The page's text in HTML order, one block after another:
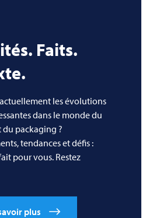
Faits.
les évolutions
dans le monde du
du packaging ?
tendances et défis :
pour vous. Restez
plus